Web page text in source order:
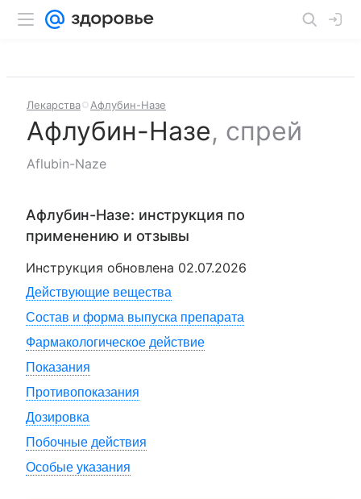
Лекарства Афлубин-Назе
Афлубин-Назе, спрей
Aflubin-Naze
Афлубин-Назе: инструкция по
применению и отзывы
Инструкция обновлена 02.07.2026
Действующие вещества
Состав и форма выпуска препарата
Фармакологическое действие
Показания
Противопоказания
Дозировка
Побочные действия
Особые указания